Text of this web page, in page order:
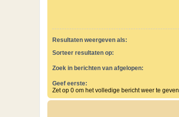
Resultaten weergeven als:
Sorteer resultaten op:
Zoek in berichten van afgelopen:
Geef eerste:
Zet op 0 om het volledige bericht weer te geven.